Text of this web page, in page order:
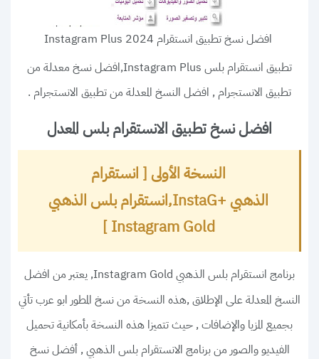
افضل نسخ تطبيق انستقرام Instagram Plus 2024
تطبيق انستقرام بلس Instagram Plus
,افضل نسخ معدلة من
تطبيق الانستجرام , افضل النسخ المعدلة من تطبيق الانستجرام .
افضل نسخ تطبيق الانستقرام بلس المعدل
النسخة الأولى [ انستقرام
الذهبي +InstaG,انستقرام بلس الذهبي
Instagram Gold ]
برنامج انستقرام بلس الذهبي Instagram Gold
, يعتبر من افضل
النسخ المعدلة على الإطلاق ,هذه النسخة من نسخ المطور ابو عرب تأتي
بجميع المزيا والإضافات , حيث تتميزا هذه النسخة بأمكانية تحميل
الفيديو والصور من برنامج الانستقرام بلس الذهبي , أفضل نسخ